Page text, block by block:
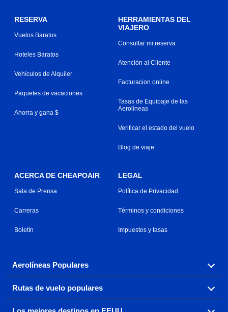
RESERVA
Vuelos Baratos
Hoteles Baratos
Vehículos de Alquiler
Paquetes de vacaciones
Ahorra y gana $
HERRAMIENTAS DEL
VIAJERO
Consultar mi reserva
Atención al Cliente
Facturacion online
Tasas de Equipaje de las
Aerolíneas
Verificar el estado del vuelo
Blog de viaje
ACERCA DE CHEAPOAIR
Sala de Prensa
Carreras
Boletín
LEGAL
Política de Privacidad
Términos y condiciones
Impuestos y tasas
Aerolíneas Populares
Explora nuestras opciones de tarifas aéreas baratas por
aerolínea, con más de 500 opciones para elegir.
Rutas de vuelo populares